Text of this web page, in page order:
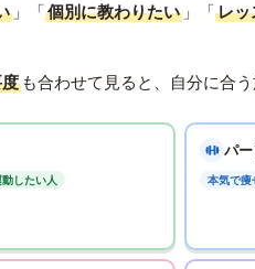
」「個別に教わりたい 」「レッ
も合わせて見ると、自分に合
したい人
パ
本気で痩